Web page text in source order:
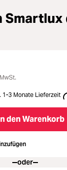
1-3 Monate Lieferzeit
den Warenkorb
oder